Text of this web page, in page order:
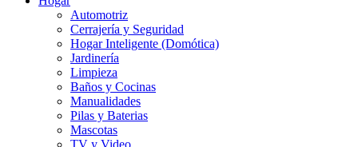
Automotriz
Cerrajería y Seguridad
Hogar Inteligente (Domótica)
Jardinería
Limpieza
Baños y Cocinas
Manualidades
Pilas y Baterias
Mascotas
TV y Video